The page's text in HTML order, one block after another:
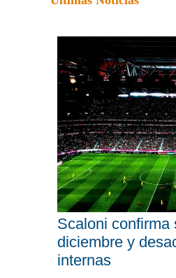
Scaloni confirma
diciembre y
internas